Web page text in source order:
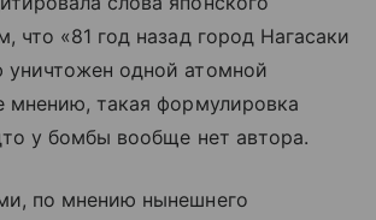
что «81 год назад город Нагасаки
уничтожен одной атомной
мнению, такая формулировка
у бомбы вообще нет автора.
по мнению нынешнего